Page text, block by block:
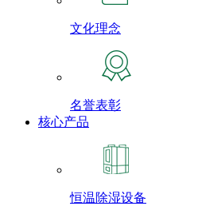
文化理念
名誉表彰
核心产品
恒温除湿设备